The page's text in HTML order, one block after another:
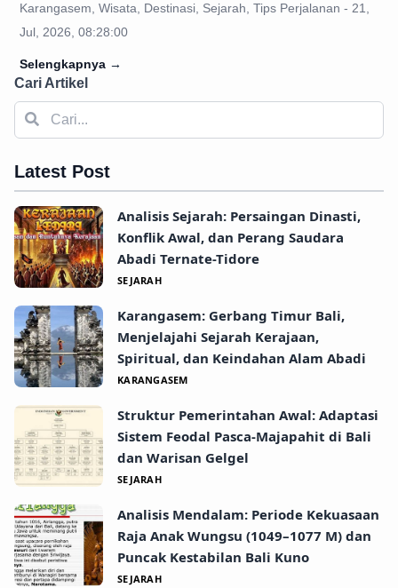
Karangasem, Wisata, Destinasi, Sejarah, Tips Perjalanan - 21,
Jul, 2026, 08:28:00
Selengkapnya →
Cari Artikel
Latest Post
Analisis Sejarah: Persaingan Dinasti,
Konflik Awal, dan Perang Saudara
Abadi Ternate-Tidore
SEJARAH
Karangasem: Gerbang Timur Bali,
Menjelajahi Sejarah Kerajaan,
Spiritual, dan Keindahan Alam Abadi
KARANGASEM
Struktur Pemerintahan Awal: Adaptasi
Sistem Feodal Pasca-Majapahit di Bali
dan Warisan Gelgel
SEJARAH
Analisis Mendalam: Periode Kekuasaan
Raja Anak Wungsu (1049–1077 M) dan
Puncak Kestabilan Bali Kuno
SEJARAH